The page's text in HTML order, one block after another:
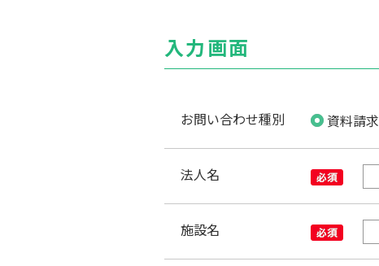
入力画面
お問い合わせ種別 資料請求
法人名
施設名